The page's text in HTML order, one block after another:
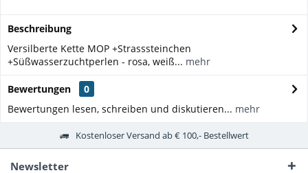
Beschreibung
Versilberte Kette MOP +Strasssteinchen
+Süßwasserzuchtperlen - rosa, weiß... mehr
Bewertungen
0
Bewertungen lesen, schreiben und diskutieren... mehr
Kostenloser Versand ab € 100,- Bestellwert
Newsletter